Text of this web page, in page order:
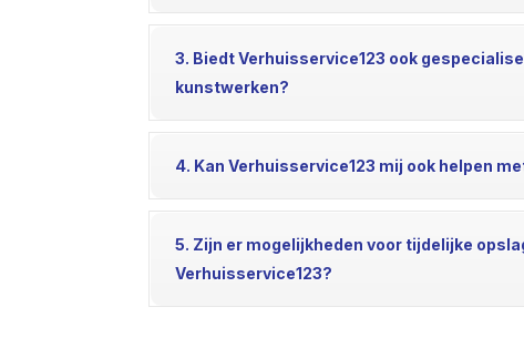
3. Biedt Verhuisservice123 ook
kunstwerken?
4. Kan Verhuisservice123 mij ook helpen
5. Zijn er mogelijkheden voor tijdelijke
Verhuisservice123?